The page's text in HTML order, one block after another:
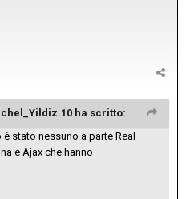
ha scritto:
stato nessuno a parte Real
e Ajax che hanno